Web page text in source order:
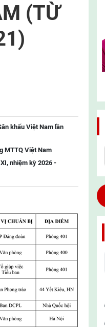
(TỪ
khấu Việt Nam lần
MTTQ Việt Nam
nhiệm kỳ 2026 -